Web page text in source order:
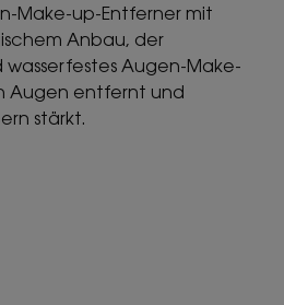
Make-up-Entferner mit
Anbau, der
Augen-Make-
Augen entfernt und
stärkt.